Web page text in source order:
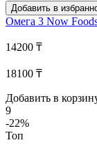
Добавить в
Омега 3 Now
14200 ₸
18100 ₸
Добавить в
9
-22%
Топ